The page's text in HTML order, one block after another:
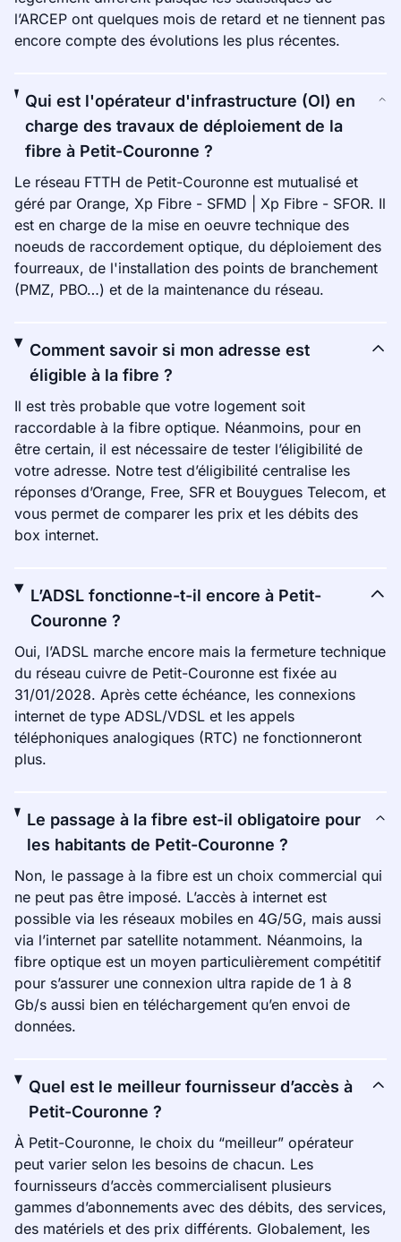
l’ARCEP ont quelques mois de retard et ne tiennent pas
encore compte des évolutions les plus récentes.
Qui est l'opérateur d'infrastructure (OI) en
charge des travaux de déploiement de la
fibre à Petit-Couronne ?
Le réseau FTTH de Petit-Couronne est mutualisé et
géré par Orange, Xp Fibre - SFMD | Xp Fibre - SFOR. Il
est en charge de la mise en oeuvre technique des
noeuds de raccordement optique, du déploiement des
fourreaux, de l'installation des points de branchement
(PMZ, PBO…) et de la maintenance du réseau.
Comment savoir si mon adresse est
éligible à la fibre ?
Il est très probable que votre logement soit
raccordable à la fibre optique. Néanmoins, pour en
être certain, il est nécessaire de tester l’éligibilité de
votre adresse. Notre test d’éligibilité centralise les
réponses d’Orange, Free, SFR et Bouygues Telecom, et
vous permet de comparer les prix et les débits des
box internet.
L’ADSL fonctionne-t-il encore à Petit-
Couronne ?
Oui, l’ADSL marche encore mais la fermeture technique
du réseau cuivre de Petit-Couronne est fixée au
31/01/2028. Après cette échéance, les connexions
internet de type ADSL/VDSL et les appels
téléphoniques analogiques (RTC) ne fonctionneront
plus.
Le passage à la fibre est-il obligatoire pour
les habitants de Petit-Couronne ?
Non, le passage à la fibre est un choix commercial qui
ne peut pas être imposé. L’accès à internet est
possible via les réseaux mobiles en 4G/5G, mais aussi
via l’internet par satellite notamment. Néanmoins, la
fibre optique est un moyen particulièrement compétitif
pour s’assurer une connexion ultra rapide de 1 à 8
Gb/s aussi bien en téléchargement qu’en envoi de
données.
Quel est le meilleur fournisseur d’accès à
Petit-Couronne ?
À Petit-Couronne, le choix du “meilleur” opérateur
peut varier selon les besoins de chacun. Les
fournisseurs d’accès commercialisent plusieurs
gammes d’abonnements avec des débits, des services,
des matériels et des prix différents. Globalement, les